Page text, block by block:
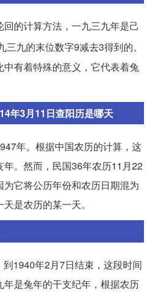
的计算方法，一九三九年是己
三九的末位数字9减去3得到的。
有着特殊的意义，它代表着兔
年3月11日查阳历是哪天
年。根据中国农历的计算，这
。然而，民国36年农历11月22
它将公历年份和农历日期混为
是农历的某一天。
1940年2月7日结束，这段时间
是兔年的干支纪年，根据农历